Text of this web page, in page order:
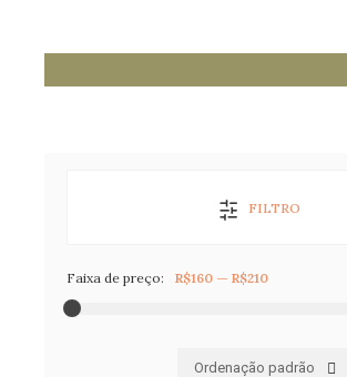
FILTRO
Faixa de preço: R$160 — R$210
Ordenação padrão